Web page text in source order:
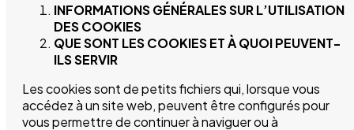
INFORMATIONS GÉNÉRALES SUR L’UTILISATION
DES COOKIES
QUE SONT LES COOKIES ET À QUOI PEUVENT-
ILS SERVIR
Les cookies sont de petits fichiers qui, lorsque vous
accédez à un site web, peuvent être configurés pour
vous permettre de continuer à naviguer ou à